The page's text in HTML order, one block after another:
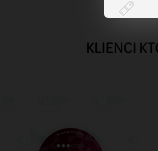
KLIENCI